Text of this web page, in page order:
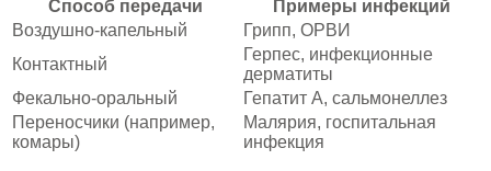
Способ передачи
Примеры инфекций
Воздушно-капельный
Грипп, ОРВИ
Контактный
Герпес, инфекционные
дерматиты
Фекально-оральный
Гепатит А, сальмонеллез
Переносчики (например,
комары)
Малярия, госпитальная
инфекция